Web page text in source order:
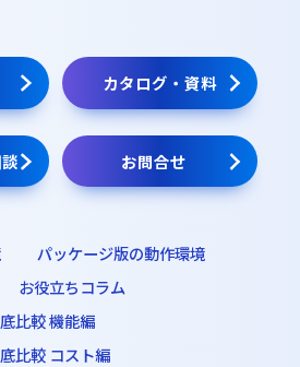
ストーラー
カタログ・資料
お問合せ
パッケージ版の動作環境
お役立ちコラム
比較 機能編
比較 コスト編